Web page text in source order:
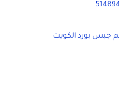
جبس بورد الكويت